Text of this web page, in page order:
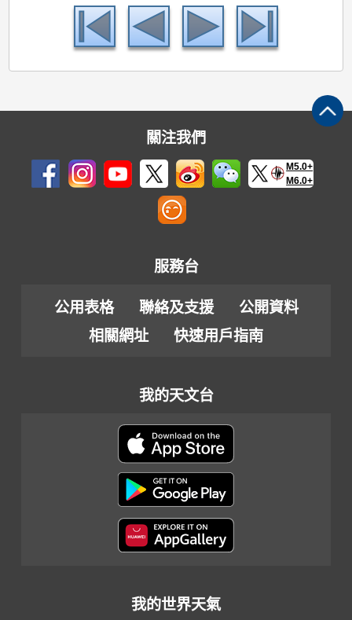
關注我們
M5.0+
M6.0+
服務台
公用表格 聯絡及支援
公開資料
相關網址
快速用戶指南
我的天文台
我的世界天氣